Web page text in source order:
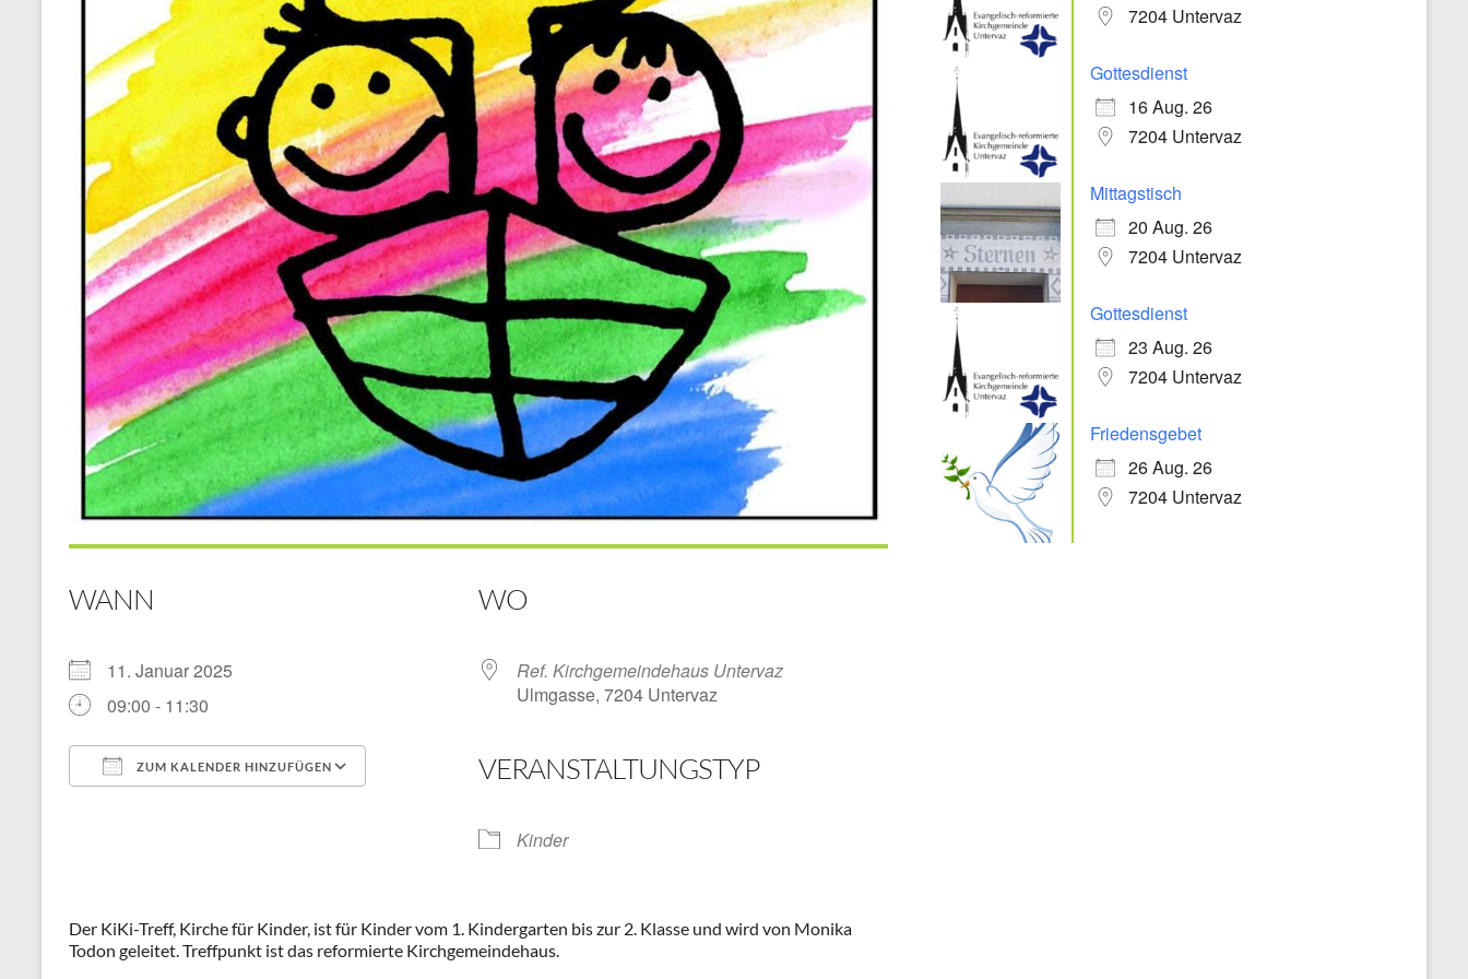
WANN
11. Januar 2025
09:00 - 11:30
ZUM KALENDER HINZUFÜGEN
WO
Ref. Kirchgemeindehaus Untervaz
Ulmgasse, 7204 Untervaz
VERANSTALTUNGSTYP
Kinder
Der KiKi-Treff, Kirche für Kinder, ist für Kinder vom 1. Kindergarten bis zur 2. Klasse und wird von Monika
Todon geleitet. Treffpunkt ist das reformierte Kirchgemeindehaus.
7204 Untervaz
Gottesdienst
16 Aug. 26
7204 Untervaz
Mittagstisch
20 Aug. 26
7204 Untervaz
Gottesdienst
23 Aug. 26
7204 Untervaz
Friedensgebet
26 Aug. 26
7204 Untervaz